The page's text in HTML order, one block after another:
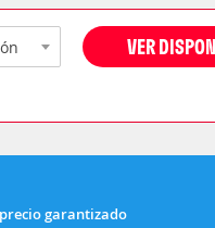
VER
garantizado